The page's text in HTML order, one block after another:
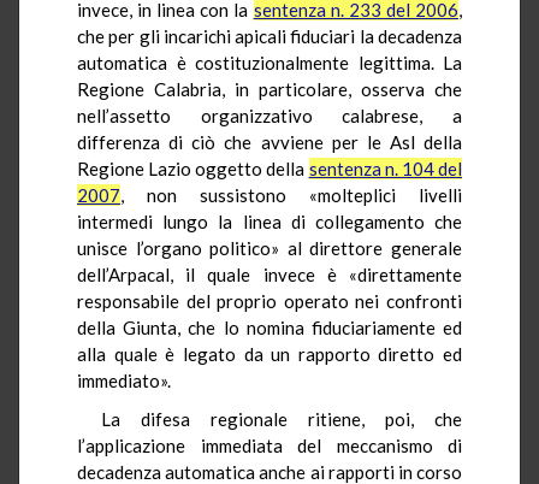
invece, in linea con la sentenza n. 233 del 2006,
che per gli incarichi apicali fiduciari la decadenza
automatica è costituzionalmente legittima. La
Regione Calabria, in particolare, osserva che
nell’assetto organizzativo calabrese, a
differenza di ciò che avviene per le Asl della
Regione Lazio oggetto della sentenza n. 104 del
2007, non sussistono «molteplici livelli
intermedi lungo la linea di collegamento che
unisce l’organo politico» al direttore generale
dell’Arpacal, il quale invece è «direttamente
responsabile del proprio operato nei confronti
della Giunta, che lo nomina fiduciariamente ed
alla quale è legato da un rapporto diretto ed
immediato».
La difesa regionale ritiene, poi, che
l’applicazione immediata del meccanismo di
decadenza automatica anche ai rapporti in corso